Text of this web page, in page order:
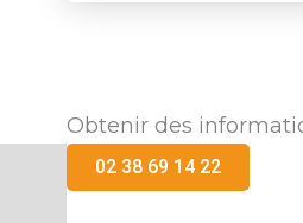
Obtenir des
02 38 69 14 22